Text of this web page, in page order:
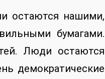
остаются нашими,
бумагами.
Люди остаются
демократические